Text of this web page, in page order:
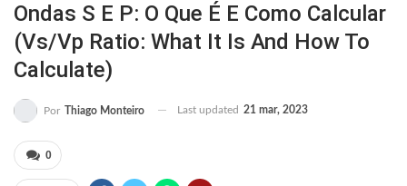
Ondas S E P: O Que É E Como Calcular
(Vs/Vp Ratio: What It Is And How To
Calculate)
Por Thiago Monteiro Last updated 21 mar, 2023
0